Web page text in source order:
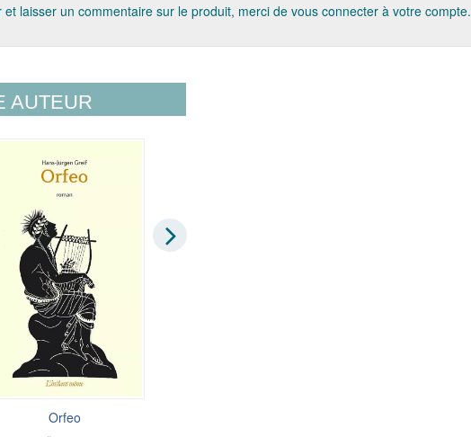
et laisser un commentaire sur le produit, merci de vous connecter à votre compte.
AUTEUR
Orfeo